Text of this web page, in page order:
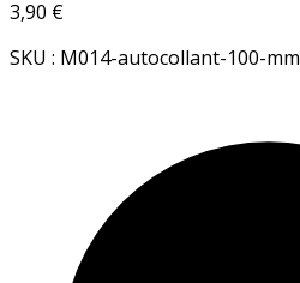
3,90 €
SKU : M014-autocollant-100-mm